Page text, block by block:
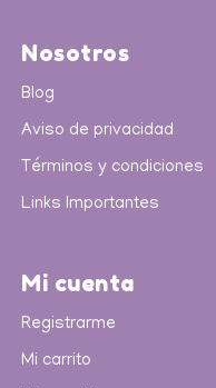
Nosotros
Blog
Aviso de privacidad
Términos y condiciones
Links Importantes
Mi cuenta
Registrarme
Mi carrito